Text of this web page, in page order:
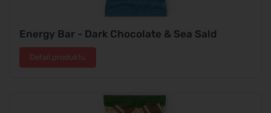
Energy Bar - Dark Chocolate & Sea Sald
Detail produktu